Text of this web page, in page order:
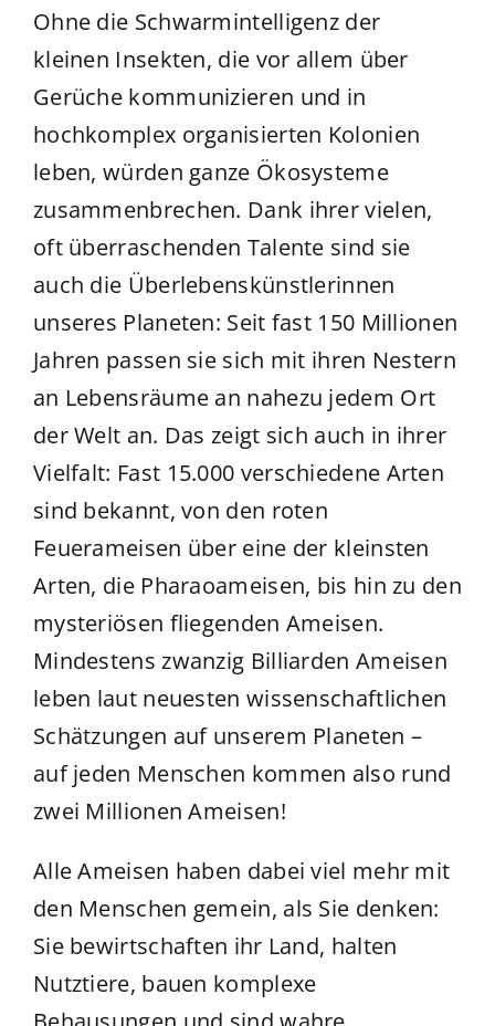
Ohne die Schwarmintelligenz der
kleinen Insekten, die vor allem über
Gerüche kommunizieren und in
hochkomplex organisierten Kolonien
leben, würden ganze Ökosysteme
zusammenbrechen. Dank ihrer vielen,
oft überraschenden Talente sind sie
auch die Überlebenskünstlerinnen
unseres Planeten: Seit fast 150 Millionen
Jahren passen sie sich mit ihren Nestern
an Lebensräume an nahezu jedem Ort
der Welt an. Das zeigt sich auch in ihrer
Vielfalt: Fast 15.000 verschiedene Arten
sind bekannt, von den roten
Feuerameisen über eine der kleinsten
Arten, die Pharaoameisen, bis hin zu den
mysteriösen fliegenden Ameisen.
Mindestens zwanzig Billiarden Ameisen
leben laut neuesten wissenschaftlichen
Schätzungen auf unserem Planeten –
auf jeden Menschen kommen also rund
zwei Millionen Ameisen!
Alle Ameisen haben dabei viel mehr mit
den Menschen gemein, als Sie denken:
Sie bewirtschaften ihr Land, halten
Nutztiere, bauen komplexe